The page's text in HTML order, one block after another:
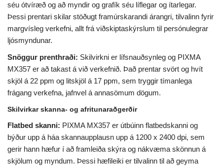
séu ótvíræð og að myndir og grafík séu líflegar og ítarlegar.
Þessi prentari skilar stöðugt framúrskarandi árangri, tilvalinn fyrir
margvísleg verkefni, allt frá viðskiptaskýrslum til persónulegrar
ljósmyndunar.
Snöggur prenthraði: Skilvirkni er lífsnauðsynleg og PIXMA
MX357 er að takast á við verkefnið. Það prentar svört og hvít
skjöl á 22 ppm og litskjöl á 17 ppm, sem tryggir tímanlega
frágang verkefna, jafnvel á annasömum dögum.
Skilvirkar skanna- og afritunaraðgerðir
Flatbed skanni: PIXMA MX357 er útbúinn flatbedskanni og
býður upp á háa skannaupplausn upp á 1200 x 2400 dpi, sem
gerir hann hæfur í að framleiða skýra og nákvæma skönnun á
skjölum og myndum. Þessi hæfileiki er tilvalinn til að geyma